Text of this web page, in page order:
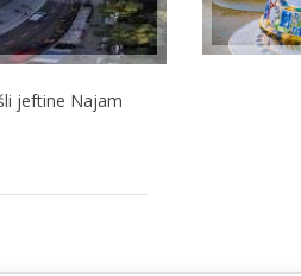
jeftine Najam